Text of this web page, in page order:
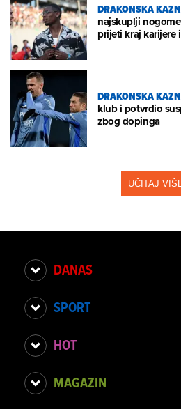
DRAKONSKA
najskuplji
prijeti kraj karijere
DRAKONSKA
klub i potvrdio
zbog dopinga
UČITAJ
DANAS
SPORT
HOT
MAGAZIN